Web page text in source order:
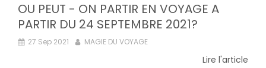
OU PEUT - ON PARTIR EN VOYAGE A
PARTIR DU 24 SEPTEMBRE 2021?
27 Sep 2021 MAGIE DU VOYAGE
Lire l'article